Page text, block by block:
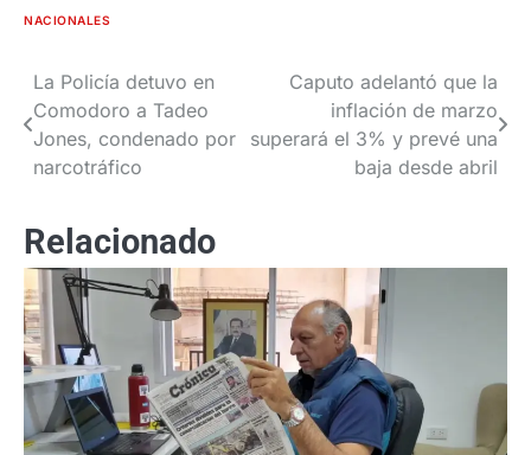
NACIONALES
Navegación
de
entradas
La Policía detuvo en
Comodoro a Tadeo
Jones, condenado por
narcotráfico
Caputo adelantó que la
inflación de marzo
superará el 3% y prevé una
baja desde abril
Relacionado